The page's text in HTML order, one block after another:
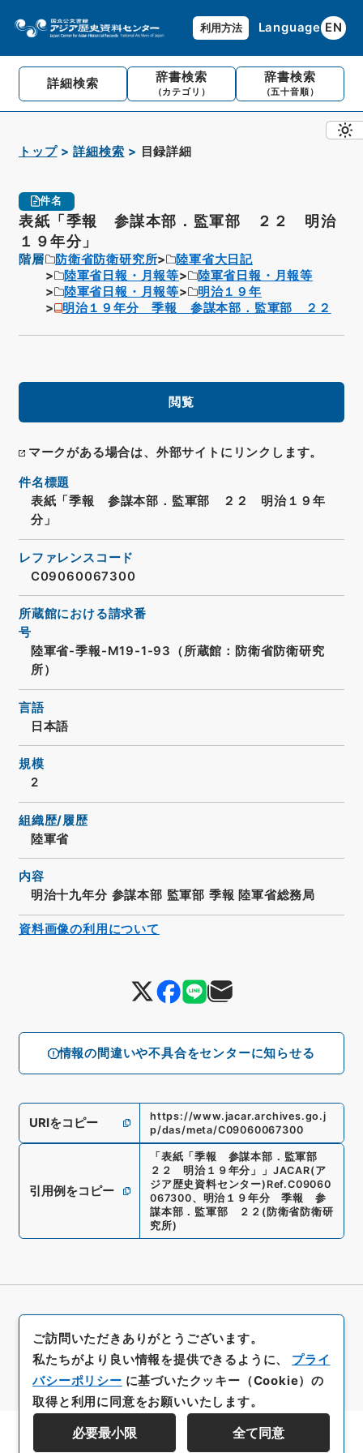
利用方法 Language EN
詳細検索 辞書検索
（カテゴリ）
辞書検索
（五十音順）
トップ 詳細検索 目録詳細
件名
表紙「季報 参謀本部．監軍部 ２２ 明治
１９年分」
階層 防衛省防衛研究所
陸軍省大日記
陸軍省日報・月報等
陸軍省日報・月報等
陸軍省日報・月報等
明治１９年
明治１９年分 季報 参謀本部．監軍部 ２２
閲覧
マークがある場合は、外部サイトにリンクします。
情報の間違いや不具合をセンターに知らせる
件名標題
表紙「季報 参謀本部．監軍部 ２２ 明治１９年
分」
レファレンスコード
C09060067300
所蔵館における請求番
号
陸軍省-季報-M19-1-93（所蔵館：防衛省防衛研究
所）
言語
日本語
規模
2
組織歴/履歴
陸軍省
内容
明治十九年分 参謀本部 監軍部 季報 陸軍省総務局
URIをコピー
https://www.jacar.archives.go.j
p/das/meta/C09060067300
引用例をコピー
「 表紙「季報 参謀本部．監軍部
２２ 明治１９年分」
」 JACAR(ア
ジア歴史資料センター) Ref.C09060
067300、 明治１９年分 季報 参
謀本部．監軍部 ２２ ( 防衛省防衛研
究所)
資料画像の利用について
資料群階層を表示する
ご訪問いただきありがとうございます。
私たちがより良い情報を提供できるように、 プライ
バシーポリシー に基づいたクッキー（Cookie）の
取得と利用に同意をお願いいたします。
必要最小限 全て同意